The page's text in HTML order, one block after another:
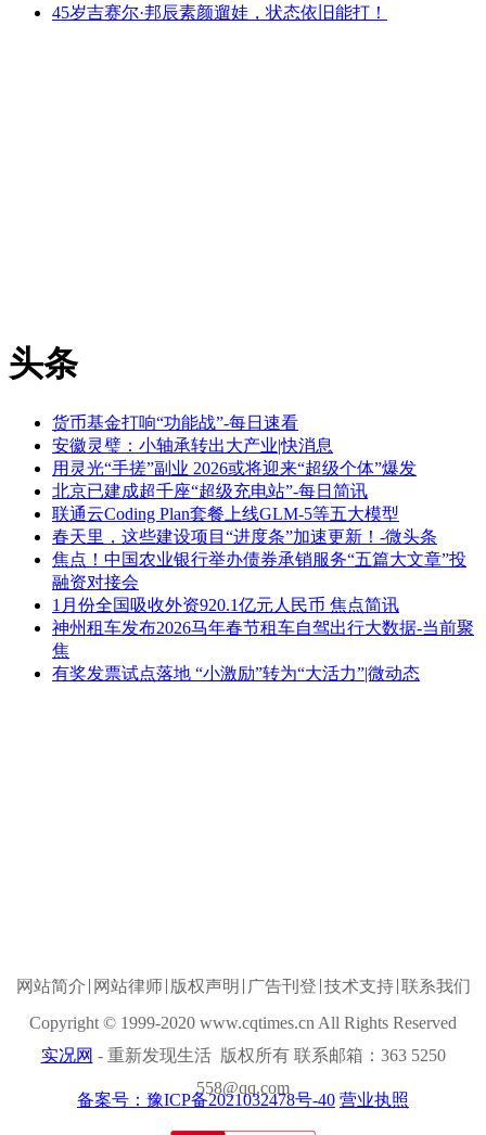
45岁吉赛尔·邦辰素颜遛娃，状态依旧能打！
头条
货币基金打响“功能战”-每日速看
安徽灵璧：小轴承转出大产业|快消息
用灵光“手搓”副业 2026或将迎来“超级个体”爆发
北京已建成超千座“超级充电站”-每日简讯
联通云Coding Plan套餐上线GLM-5等五大模型
春天里，这些建设项目“进度条”加速更新！-微头条
焦点！中国农业银行举办债券承销服务“五篇大文章”投
融资对接会
1月份全国吸收外资920.1亿元人民币 焦点简讯
神州租车发布2026马年春节租车自驾出行大数据-当前聚
焦
有奖发票试点落地 “小激励”转为“大活力”|微动态
网站简介 网站律师 版权声明 广告刊登 技术支持 联系我们
Copyright © 1999-2020 www.cqtimes.cn All Rights Reserved
实况网 - 重新发现生活 版权所有 联系邮箱：363 5250
558@qq.com
备案号：豫ICP备2021032478号-40 营业执照